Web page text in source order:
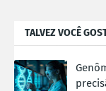
TALVEZ VOCÊ